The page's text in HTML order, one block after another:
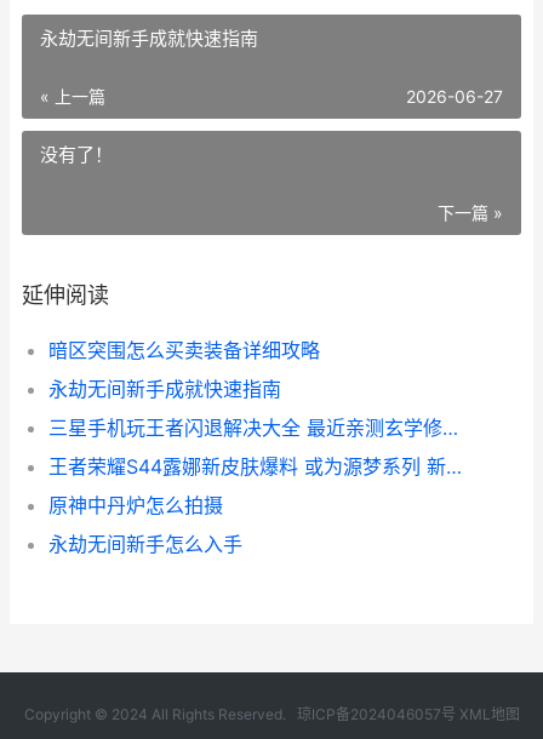
永劫无间新手成就快速指南
« 上一篇 2026-06-27
没有了！
下一篇 »
延伸阅读
暗区突围怎么买卖装备详细攻略
永劫无间新手成就快速指南
三星手机玩王者闪退解决大全 最近亲测玄学修复法
王者荣耀S44露娜新皮肤爆料 或为源梦系列 新特效细节曝光
原神中丹炉怎么拍摄
永劫无间新手怎么入手
Copyright © 2024 All Rights Reserved. 琼ICP备2024046057号 XML地图